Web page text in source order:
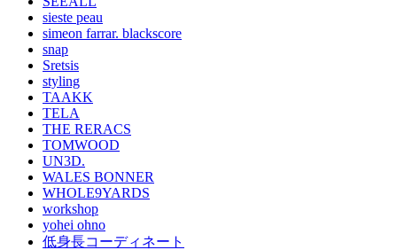
sieste peau
simeon farrar. blackscore
snap
Sretsis
styling
TAAKK
TELA
THE RERACS
TOMWOOD
UN3D.
WALES BONNER
WHOLE9YARDS
workshop
yohei ohno
低身長コーディネート